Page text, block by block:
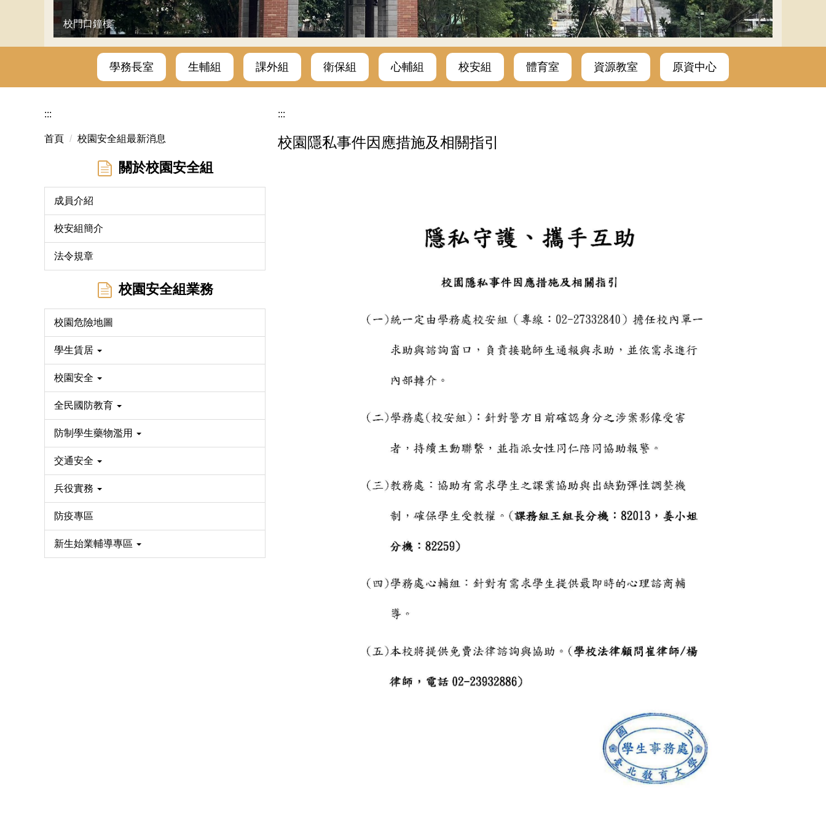
校門口鐘樓
學務長室 生輔組 課外組 衛保組 心輔組 校安組 體育室 資源教室 原資中心
:::
首頁 校園安全組最新消息
關於校園安全組
成員介紹
校安組簡介
法令規章
校園安全組業務
校園危險地圖
學生賃居
校園安全
全民國防教育
防制學生藥物濫用
交通安全
兵役實務
防疫專區
新生始業輔導專區
:::
校園隱私事件因應措施及相關指引